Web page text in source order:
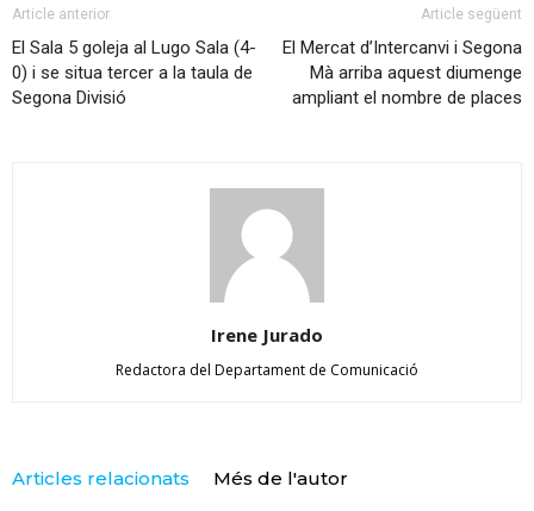
Article anterior
El Sala 5 goleja al Lugo Sala (4-
0) i se situa tercer a la taula de
Segona Divisió
Article següent
El Mercat d’Intercanvi i Segona
Mà arriba aquest diumenge
ampliant el nombre de places
Irene Jurado
Redactora del Departament de Comunicació
Articles relacionats Més de l'autor